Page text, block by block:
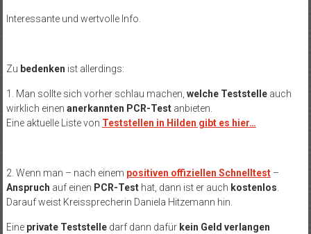
Interessante und wertvolle Info.
Zu bedenken ist allerdings:
1. Man sollte sich vorher schlau machen, welche Teststelleauch
wirklich einen anerkannten PCR-Testanbieten.
Eine aktuelle Liste von Teststellen in Hilden gibt es hier…
2. Wenn man – nach einem positiven offiziellen Schnelltest–
Anspruch auf einen PCR-Testhat, dann ist er auch kostenlos
Darauf weist Kreissprecherin Daniela Hitzemann hin.
Eine private Teststelledarf dann dafür kein Geld verlangen